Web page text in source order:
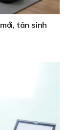
tân sinh